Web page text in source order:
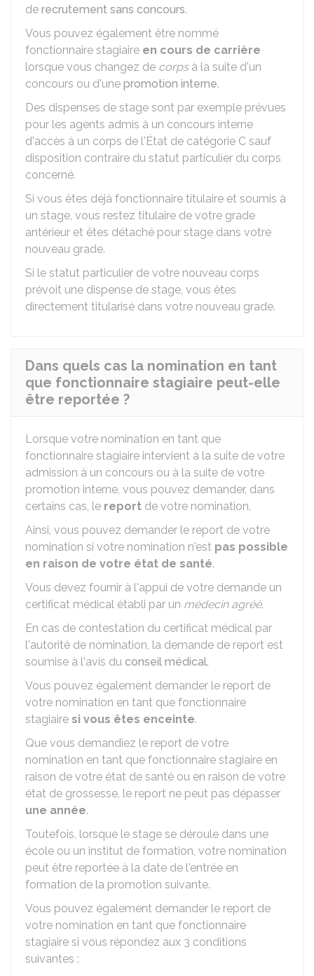
de recrutement sans concours.
Vous pouvez également être nommé
fonctionnaire stagiaire en cours de carrière
lorsque vous changez de corpsà la suite d'un
concours ou d'une promotion interne.
Des dispenses de stage sont par exemple prévues
pour les agents admis à un concours interne
d'accès à un corps de l'État de catégorie C sauf
disposition contraire du statut particulier du corps
concerné.
Si vous êtes déjà fonctionnaire titulaire et soumis à
un stage, vous restez titulaire de votre grade
antérieur et êtes détaché pour stage dans votre
nouveau grade.
Si le statut particulier de votre nouveau corps
prévoit une dispense de stage, vous êtes
directement titularisé dans votre nouveau grade.
Dans quels cas la nomination en tant
que fonctionnaire stagiaire peut-elle
être reportée ?
Lorsque votre nomination en tant que
fonctionnaire stagiaire intervient à la suite de votre
admission à un concours ou à la suite de votre
promotion interne, vous pouvez demander, dans
certains cas, le report de votre nomination.
Ainsi, vous pouvez demander le report de votre
nomination si votre nomination n'est pas possible
en raison de votre état de santé.
Vous devez fournir à l'appui de votre demande un
certificat médical établi par un médecin agréé.
En cas de contestation du certificat médical par
l'autorité de nomination, la demande de report est
soumise à l'avis du conseil médical.
Vous pouvez également demander le report de
votre nomination en tant que fonctionnaire
stagiaire si vous êtes enceinte.
Que vous demandiez le report de votre
nomination en tant que fonctionnaire stagiaire en
raison de votre état de santé ou en raison de votre
état de grossesse, le report ne peut pas dépasser
une année.
Toutefois, lorsque le stage se déroule dans une
école ou un institut de formation, votre nomination
peut être reportée à la date de l'entrée en
formation de la promotion suivante.
Vous pouvez également demander le report de
votre nomination en tant que fonctionnaire
stagiaire si vous répondez aux 3 conditions
suivantes :